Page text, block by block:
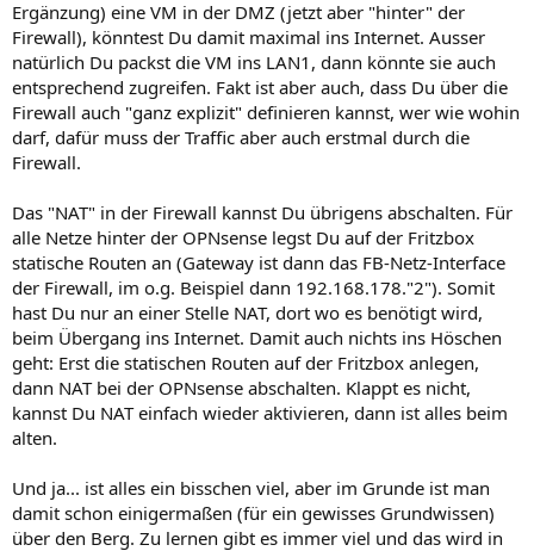
Ergänzung) eine VM in der DMZ (jetzt aber "hinter" der
Firewall), könntest Du damit maximal ins Internet. Ausser
natürlich Du packst die VM ins LAN1, dann könnte sie auch
entsprechend zugreifen. Fakt ist aber auch, dass Du über die
Firewall auch "ganz explizit" definieren kannst, wer wie wohin
darf, dafür muss der Traffic aber auch erstmal durch die
Firewall.
Das "NAT" in der Firewall kannst Du übrigens abschalten. Für
alle Netze hinter der OPNsense legst Du auf der Fritzbox
statische Routen an (Gateway ist dann das FB-Netz-Interface
der Firewall, im o.g. Beispiel dann 192.168.178."2"). Somit
hast Du nur an einer Stelle NAT, dort wo es benötigt wird,
beim Übergang ins Internet. Damit auch nichts ins Höschen
geht: Erst die statischen Routen auf der Fritzbox anlegen,
dann NAT bei der OPNsense abschalten. Klappt es nicht,
kannst Du NAT einfach wieder aktivieren, dann ist alles beim
alten.
Und ja... ist alles ein bisschen viel, aber im Grunde ist man
damit schon einigermaßen (für ein gewisses Grundwissen)
über den Berg. Zu lernen gibt es immer viel und das wird in